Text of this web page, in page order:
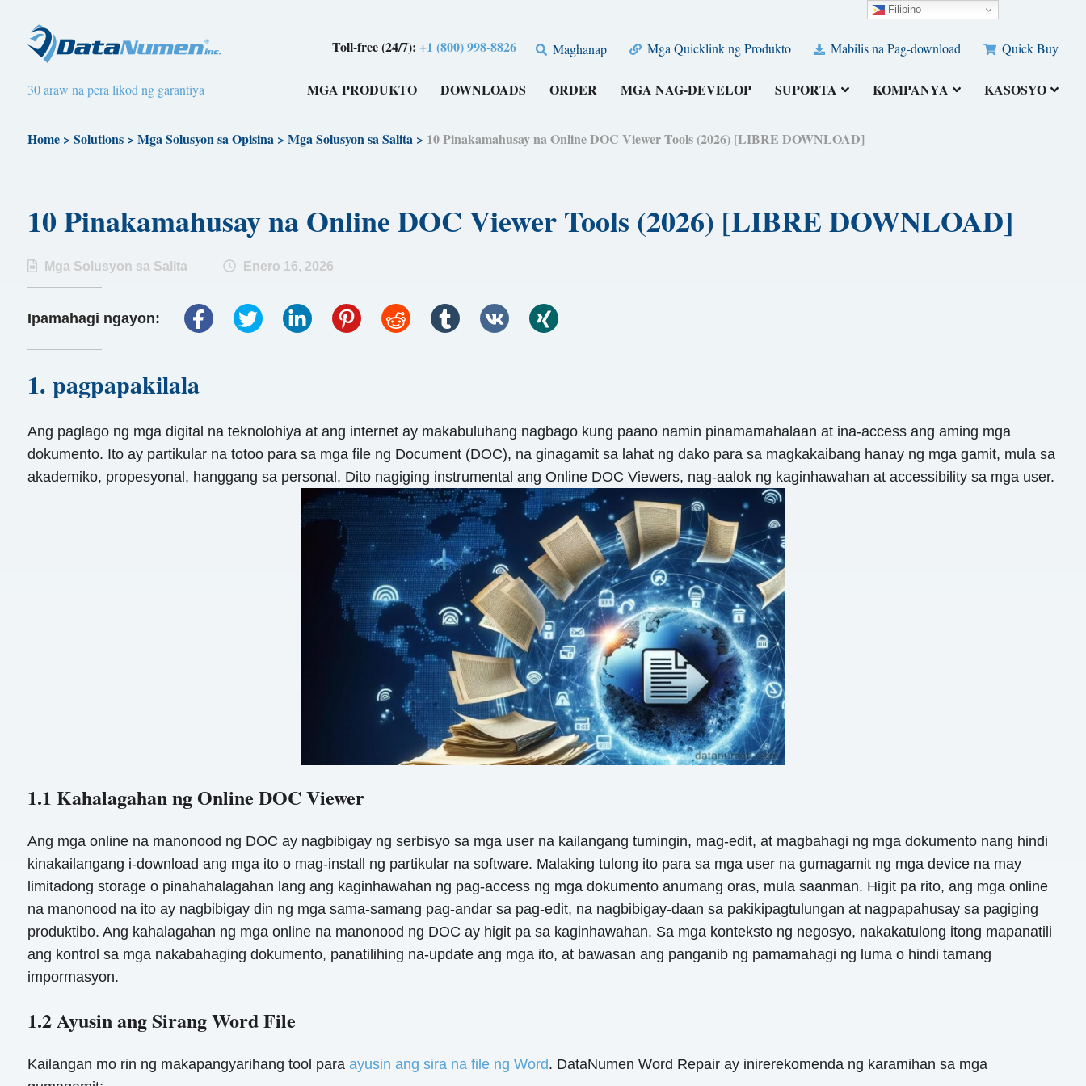
Toll-free (24/7):+1 (800) 998-8826 Maghanap Mga Quicklink ng Produkto Mabilis na Pag-download Quick Buy
30 araw na pera likod ng garantiya MGA PRODUKTO DOWNLOADS ORDER MGA NAG-DEVELOP SUPORTA KOMPANYA KASOSYO
Home > Solutions> Mga Solusyon sa Opisina> Mga Solusyon sa Salita> 10 Pinakamahusay na Online DOC Viewer Tools (2026) [LIBRE DOWNLOAD]
10 Pinakamahusay na Online DOC Viewer Tools (2026) [LIBRE DOWNLOAD]
Mga Solusyon sa Salita Enero 16, 2026
Ipamahagi ngayon:
1. pagpapakilala
Ang paglago ng mga digital na teknolohiya at ang internet ay makabuluhang nagbago kung paano namin pinamamahalaan at ina-access ang aming mga
dokumento. Ito ay partikular na totoo para sa mga file ng Document (DOC), na ginagamit sa lahat ng dako para sa magkakaibang hanay ng mga gamit, mula sa
akademiko, propesyonal, hanggang sa personal. Dito nagiging instrumental ang Online DOC Viewers, nag-aalok ng kaginhawahan at accessibility sa mga user.
1.1 Kahalagahan ng Online DOC Viewer
Ang mga online na manonood ng DOC ay nagbibigay ng serbisyo sa mga user na kailangang tumingin, mag-edit, at magbahagi ng mga dokumento nang hindi
kinakailangang i-download ang mga ito o mag-install ng partikular na software. Malaking tulong ito para sa mga user na gumagamit ng mga device na may
limitadong storage o pinahahalagahan lang ang kaginhawahan ng pag-access ng mga dokumento anumang oras, mula saanman. Higit pa rito, ang mga online
na manonood na ito ay nagbibigay din ng mga sama-samang pag-andar sa pag-edit, na nagbibigay-daan sa pakikipagtulungan at nagpapahusay sa pagiging
produktibo. Ang kahalagahan ng mga online na manonood ng DOC ay higit pa sa kaginhawahan. Sa mga konteksto ng negosyo, nakakatulong itong mapanatili
ang kontrol sa mga nakabahaging dokumento, panatilihing na-update ang mga ito, at bawasan ang panganib ng pamamahagi ng luma o hindi tamang
impormasyon.
1.2 Ayusin ang Sirang Word File
Kailangan mo rin ng makapangyarihang tool para ayusin ang sira na file ng Word. DataNumen Word Repair ay inirerekomenda ng karamihan sa mga
Filipino